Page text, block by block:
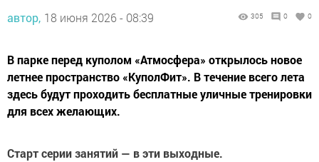
автор, 18 июня 2026 - 08:39 305 0 0
В парке перед куполом «Атмосфера» открылось новое
летнее пространство «КуполФит». В течение всего лета
здесь будут проходить бесплатные уличные тренировки
для всех желающих.
Старт серии занятий — в эти выходные.